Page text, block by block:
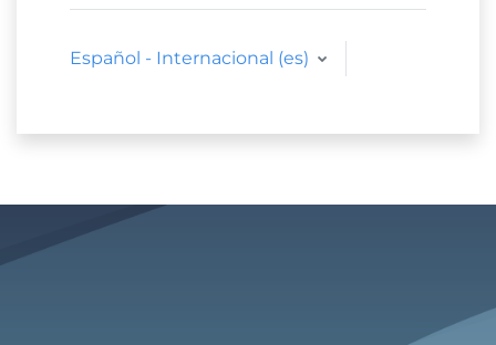
Español - Internacional ‎(es)‎